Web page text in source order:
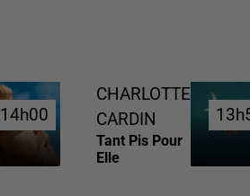
14h00
14h00
CHARLOTTE
CARDIN
Tant Pis Pour
Elle